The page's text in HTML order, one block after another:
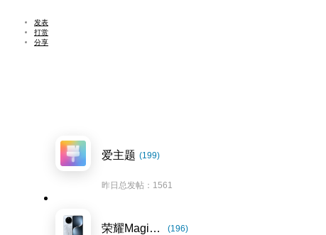
发表
打赏
分享
爱主题 (199)
昨日总发帖：1561
荣耀Magic7系列 (196)